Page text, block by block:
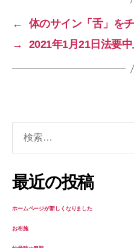
←
体のサイン「舌」を
→
2021年1月21日法要
最近の投稿
ホームページが新しくなりました
お布施